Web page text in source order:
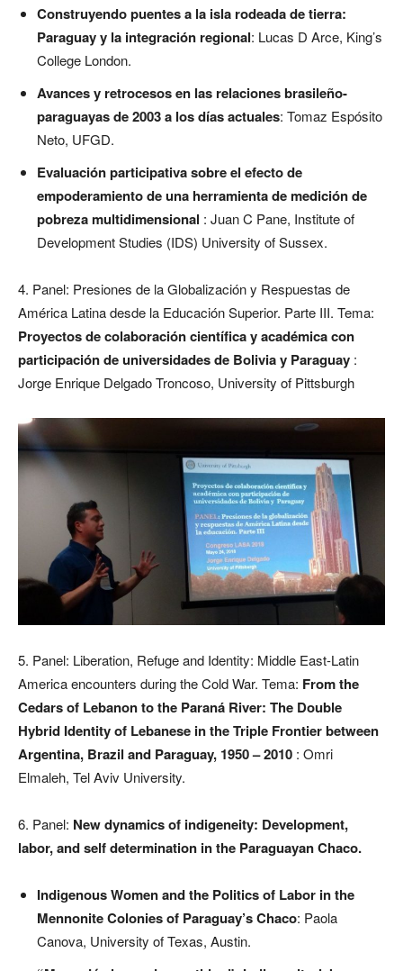
Construyendo puentes a la isla rodeada de tierra:
Paraguay y la integración regional: Lucas D Arce, King’s
College London.
Avances y retrocesos en las relaciones brasileño-
paraguayas de 2003 a los días actuales: Tomaz Espósito
Neto, UFGD.
Evaluación participativa sobre el efecto de
empoderamiento de una herramienta de medición de
pobreza multidimensional : Juan C Pane, Institute of
Development Studies (IDS) University of Sussex.
4. Panel: Presiones de la Globalización y Respuestas de
América Latina desde la Educación Superior. Parte III. Tema:
Proyectos de colaboración científica y académica con
participación de universidades de Bolivia y Paraguay :
Jorge Enrique Delgado Troncoso, University of Pittsburgh
5. Panel: Liberation, Refuge and Identity: Middle East-Latin
America encounters during the Cold War. Tema: From the
Cedars of Lebanon to the Paraná River: The Double
Hybrid Identity of Lebanese in the Triple Frontier between
Argentina, Brazil and Paraguay, 1950 – 2010 : Omri
Elmaleh, Tel Aviv University.
6. Panel: New dynamics of indigeneity: Development,
labor, and self determination in the Paraguayan Chaco.
Indigenous Women and the Politics of Labor in the
Mennonite Colonies of Paraguay’s Chaco: Paola
Canova, University of Texas, Austin.